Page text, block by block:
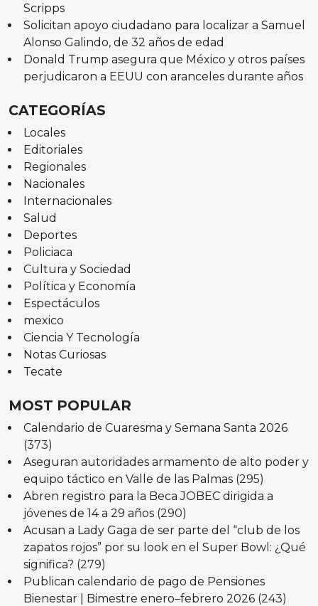
Scripps
Solicitan apoyo ciudadano para localizar a Samuel
Alonso Galindo, de 32 años de edad
Donald Trump asegura que México y otros países
perjudicaron a EEUU con aranceles durante años
CATEGORÍAS
Locales
Editoriales
Regionales
Nacionales
Internacionales
Salud
Deportes
Policiaca
Cultura y Sociedad
Política y Economía
Espectáculos
mexico
Ciencia Y Tecnología
Notas Curiosas
Tecate
MOST POPULAR
Calendario de Cuaresma y Semana Santa 2026
(373)
Aseguran autoridades armamento de alto poder y
equipo táctico en Valle de las Palmas (295)
Abren registro para la Beca JOBEC dirigida a
jóvenes de 14 a 29 años (290)
Acusan a Lady Gaga de ser parte del “club de los
zapatos rojos” por su look en el Super Bowl: ¿Qué
significa? (279)
Publican calendario de pago de Pensiones
Bienestar | Bimestre enero–febrero 2026 (243)